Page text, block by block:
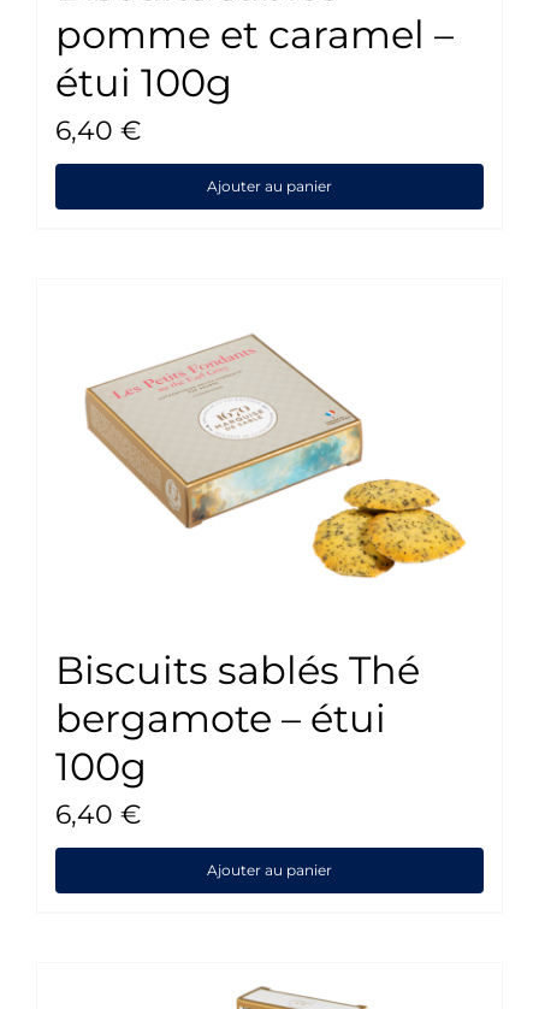
pomme et caramel –
étui 100g
6,40 €
Ajouter au panier
Biscuits sablés Thé
bergamote – étui
100g
6,40 €
Ajouter au panier